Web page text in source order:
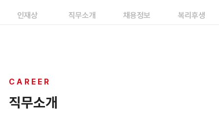
인재상 직무소개 채용정보 복리후생
CAREER
직무소개